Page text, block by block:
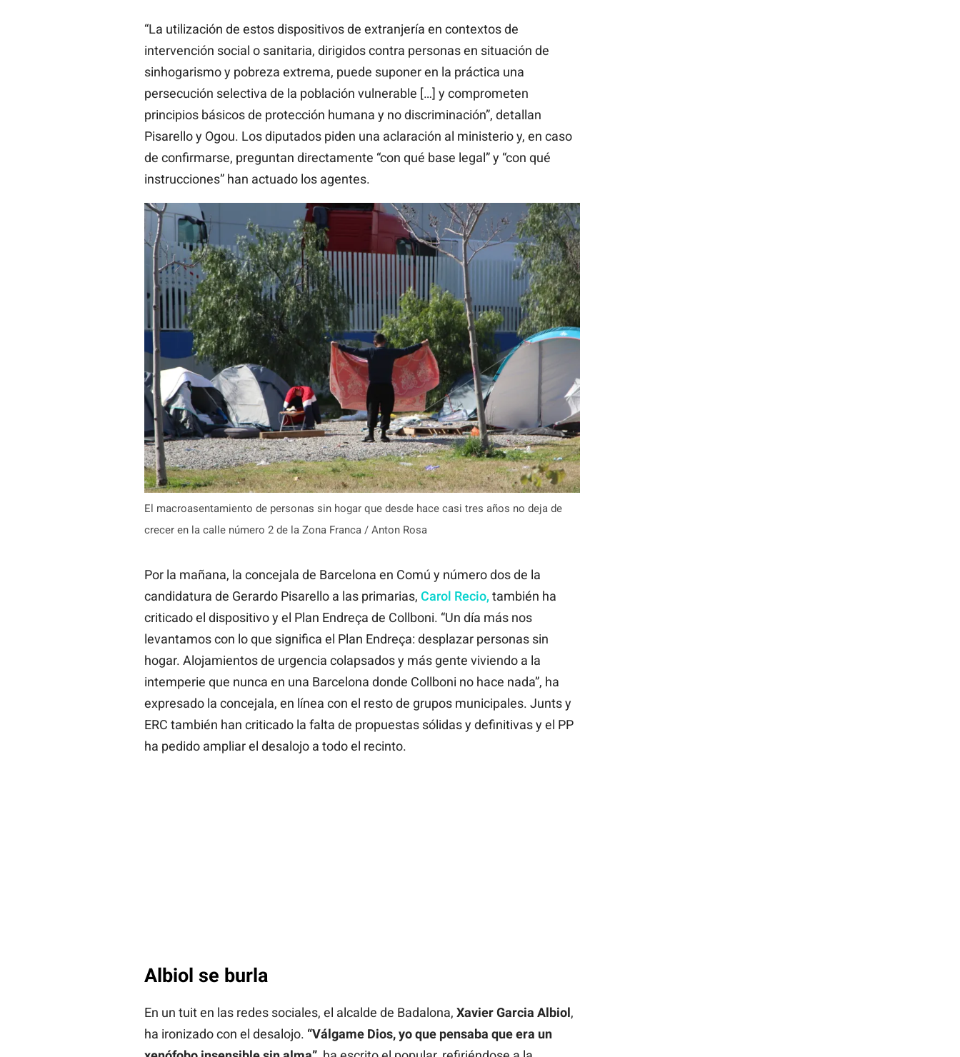
“La utilización de estos dispositivos de extranjería en contextos de
intervención social o sanitaria, dirigidos contra personas en situación de
sinhogarismo y pobreza extrema, puede suponer en la práctica una
persecución selectiva de la población vulnerable […] y comprometen
principios básicos de protección humana y no discriminación”, detallan
Pisarello y Ogou. Los diputados piden una aclaración al ministerio y, en caso
de confirmarse, preguntan directamente “con qué base legal” y “con qué
instrucciones” han actuado los agentes.
El macroasentamiento de personas sin hogar que desde hace casi tres años no deja de
crecer en la calle número 2 de la Zona Franca / Anton Rosa
Por la mañana, la concejala de Barcelona en Comú y número dos de la
candidatura de Gerardo Pisarello a las primarias, Carol Recio, también ha
criticado el dispositivo y el Plan Endreça de Collboni. “Un día más nos
levantamos con lo que significa el Plan Endreça: desplazar personas sin
hogar. Alojamientos de urgencia colapsados y más gente viviendo a la
intemperie que nunca en una Barcelona donde Collboni no hace nada”, ha
expresado la concejala, en línea con el resto de grupos municipales. Junts y
ERC también han criticado la falta de propuestas sólidas y definitivas y el PP
ha pedido ampliar el desalojo a todo el recinto.
Albiol se burla
En un tuit en las redes sociales, el alcalde de Badalona, Xavier Garcia Albiol,
ha ironizado con el desalojo. “Válgame Dios, yo que pensaba que era un